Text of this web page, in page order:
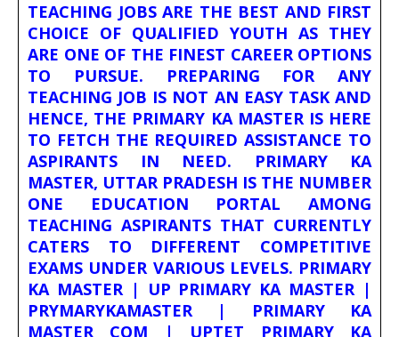
TEACHING JOBS ARE THE BEST AND FIRST
CHOICE OF QUALIFIED YOUTH AS THEY
ARE ONE OF THE FINEST CAREER OPTIONS
TO PURSUE. PREPARING FOR ANY
TEACHING JOB IS NOT AN EASY TASK AND
HENCE, THE PRIMARY KA MASTER IS HERE
TO FETCH THE REQUIRED ASSISTANCE TO
ASPIRANTS IN NEED. PRIMARY KA
MASTER, UTTAR PRADESH IS THE NUMBER
ONE EDUCATION PORTAL AMONG
TEACHING ASPIRANTS THAT CURRENTLY
CATERS TO DIFFERENT COMPETITIVE
EXAMS UNDER VARIOUS LEVELS. PRIMARY
KA MASTER | UP PRIMARY KA MASTER |
PRYMARYKAMASTER | PRIMARY KA
MASTER COM | UPTET PRIMARY KA